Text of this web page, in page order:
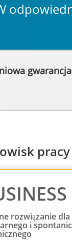
rozwiązanie
i